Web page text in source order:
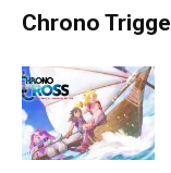
Chrono